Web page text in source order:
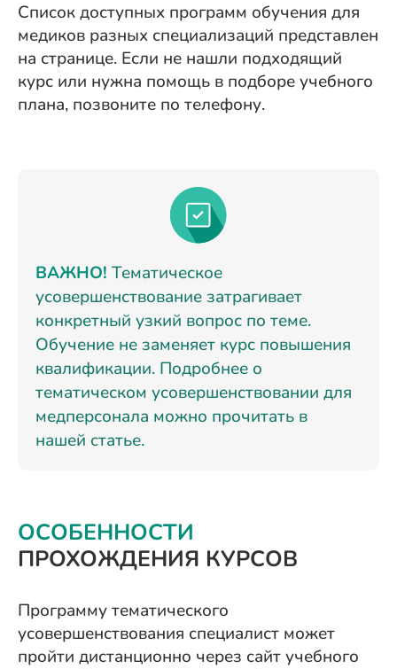
Список доступных программ обучения для
медиков разных специализаций представлен
на странице. Если не нашли подходящий
курс или нужна помощь в подборе учебного
плана, позвоните по телефону.
ВАЖНО! Тематическое
усовершенствование затрагивает
конкретный узкий вопрос по теме.
Обучение не заменяет курс повышения
квалификации. Подробнее о
тематическом усовершенствовании для
медперсонала можно прочитать в
нашей статье.
ОСОБЕННОСТИ
ПРОХОЖДЕНИЯ КУРСОВ
Программу тематического
усовершенствования специалист может
пройти дистанционно через сайт учебного